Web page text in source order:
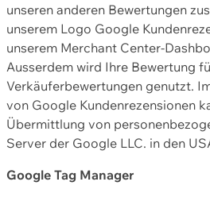
unseren anderen Bewertungen
unserem Logo Google
unserem Merchant Center-
Ausserdem wird Ihre Bewertung
Verkäuferbewertungen genutzt.
von Google Kundenrezensionen
Übermittlung von
Server der Google LLC. in den
Google Tag Manager